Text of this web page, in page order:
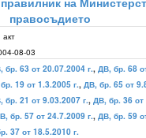
правосъдието
08-03
бр. 63 от 20.07.2004 г., ДВ, бр. 68
19 от 1.3.2005 г., ДВ, бр. 65 от
бр. 21 от 9.03.2007 г., ДВ, бр. 36 от
бр. 57 от 24.7.2009 г., ДВ, бр. 59
37 от 18.5.2010 г.